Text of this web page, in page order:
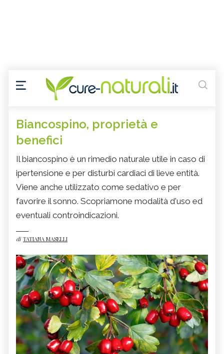
Biancospino, proprietà e
benefici
Il biancospino è un rimedio naturale utile in caso di
ipertensione e per disturbi cardiaci di lieve entità.
Viene anche utilizzato come sedativo e per
favorire il sonno. Scopriamone modalità d'uso ed
eventuali controindicazioni.
di TATIANA MASELLI